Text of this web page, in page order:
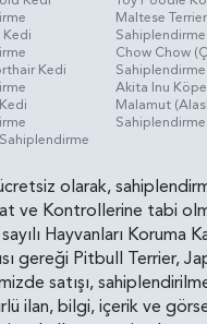
Kedi
Kedi
Maltese
Sahiplendirme
Chow Chow
Sahiplendirme
Akita Inu
Malamut
Sahiplendirme
olarak,
ve Kontrollerine tabi
Hayvanları Koruma
gereği Pitbull Terrier,
satışı,
ilan, bilgi, içerik ve